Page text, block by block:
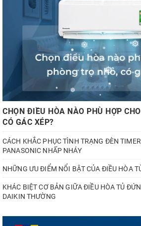
CHỌN ĐIỀU HÒA NÀO PHÙ HỢP
CÓ GÁC XÉP?
CÁCH KHẮC PHỤC TÌNH TRẠNG ĐÈN
PANASONIC NHẤP NHÁY
NHỮNG ƯU ĐIỂM NỔI BẬT CỦA ĐIỀU HÒA
KHÁC BIỆT CƠ BẢN GIỮA ĐIỀU HÒA TỦ
DAIKIN THƯỜNG